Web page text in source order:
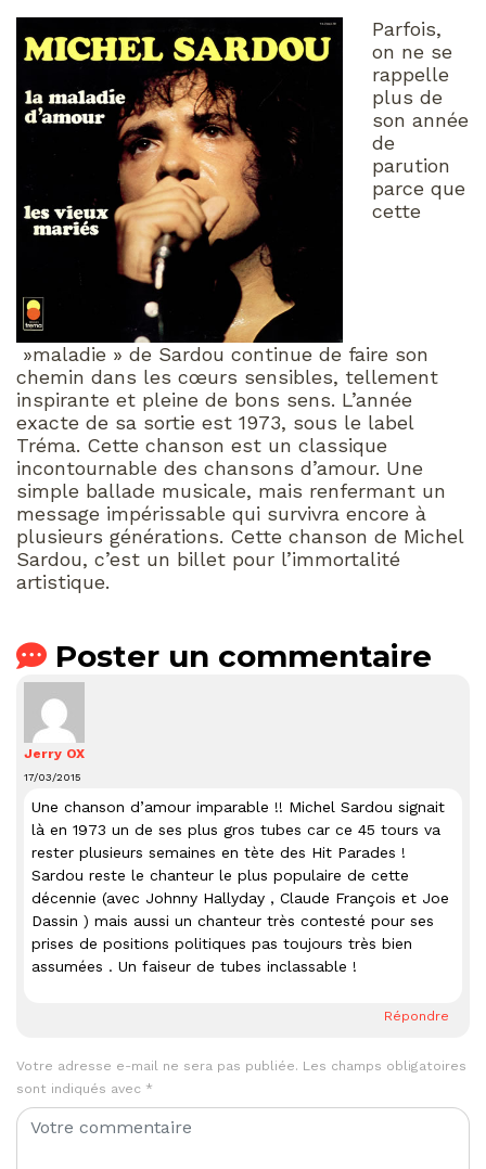
Parfois,
on ne se
rappelle
plus de
son année
de
parution
parce que
cette
»maladie » de Sardou continue de faire son
chemin dans les cœurs sensibles, tellement
inspirante et pleine de bons sens. L’année
exacte de sa sortie est 1973, sous le label
Tréma. Cette chanson est un classique
incontournable des chansons d’amour. Une
simple ballade musicale, mais renfermant un
message impérissable qui survivra encore à
plusieurs générations. Cette chanson de Michel
Sardou, c’est un billet pour l’immortalité
artistique.
Poster un commentaire
Jerry OX
17/03/2015
Une chanson d’amour imparable !! Michel Sardou signait
là en 1973 un de ses plus gros tubes car ce 45 tours va
rester plusieurs semaines en tète des Hit Parades !
Sardou reste le chanteur le plus populaire de cette
décennie (avec Johnny Hallyday , Claude François et Joe
Dassin ) mais aussi un chanteur très contesté pour ses
prises de positions politiques pas toujours très bien
assumées . Un faiseur de tubes inclassable !
Répondre
Votre adresse e-mail ne sera pas publiée. Les champs obligatoires
sont indiqués avec *